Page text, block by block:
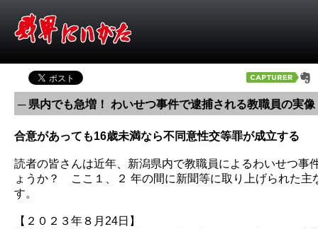
─ 県内でも急増！ わいせつ事件で逮捕される教職員の実
合意があっても16歳未満なら不同意性交等罪が成立する
読者の皆さんは近年、新潟県内で教職員によるわいせつ事
ょうか？ ここ１、２ 年の間に新聞等に取り上げられた主
す。
【２０２３年８月24日】